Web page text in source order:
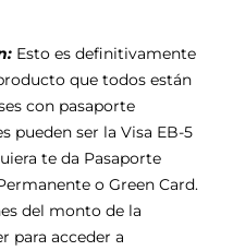
Esto es definitivamente
que todos están
con pasaporte
pueden ser la Visa EB-5
te da Pasaporte
o Green Card.
del monto de la
para acceder a